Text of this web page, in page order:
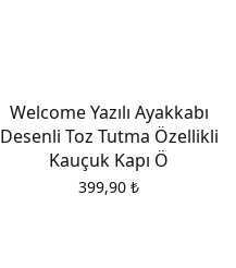
Welcome Yazılı Ayakkabı
Desenli Toz Tutma Özellikli
Kauçuk Kapı Ö
399,90 ₺